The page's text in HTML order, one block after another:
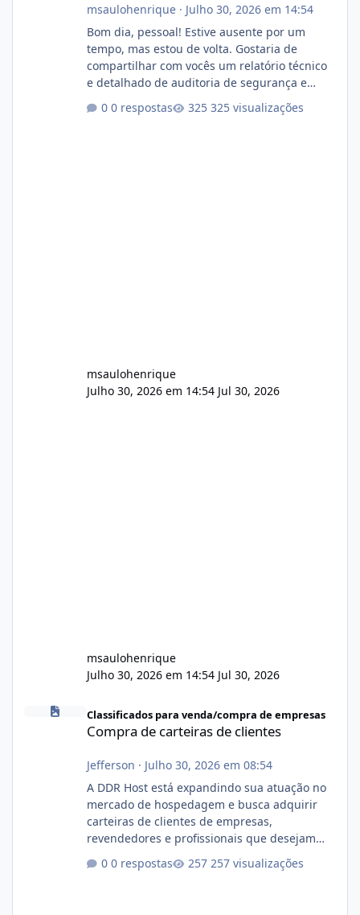
msaulohenrique· Julho 30, 2026 em 14:54
Bom dia, pessoal! Estive ausente por um
tempo, mas estou de volta. Gostaria de
compartilhar com vocês um relatório técnico
e detalhado de auditoria de segurança e
atualmente em circulação e comercialização
0 respostas 325 visualizações
msaulohenrique
Julho 30, 2026 em 14:54 Jul 30, 2026
msaulohenrique
Julho 30, 2026 em 14:54 Jul 30, 2026
Compra de carteiras de clientes
Classificados para venda/compra de empresas
Compra de carteiras de clientes
Jefferson · Julho 30, 2026 em 08:54
A DDR Host está expandindo sua atuação no
mercado de hospedagem e busca adquirir
carteiras de clientes de empresas,
revendedores e profissionais que desejam
encerrar suas atividades ou reduzir sua
operação. Se você possui clientes ativos de
0 respostas 257 visualizações